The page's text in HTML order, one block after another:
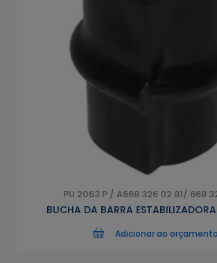
PU 2063 P / A668 326 02 81/ 668
BUCHA DA BARRA
Adicionar ao orçamento